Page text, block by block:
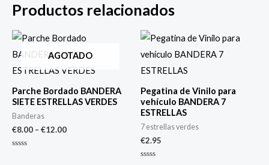
Productos relacionados
AGOTADO
Parche Bordado BANDERA
SIETE ESTRELLAS VERDES
Banderas
€8.00 – €12.00
Pegatina de Vinilo para
vehículo BANDERA 7
ESTRELLAS
7 estrellas verdes
€2.95